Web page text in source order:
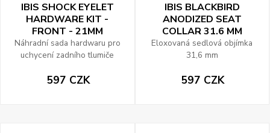
IBIS SHOCK EYELET
HARDWARE KIT -
FRONT - 21MM
Náhradní sada hardwaru pro
uchycení zadního tlumiče
597 CZK
IBIS BLACKBIRD
ANODIZED SEAT
COLLAR 31.6 MM
Eloxovaná sedlová objímka
31,6 mm
597 CZK